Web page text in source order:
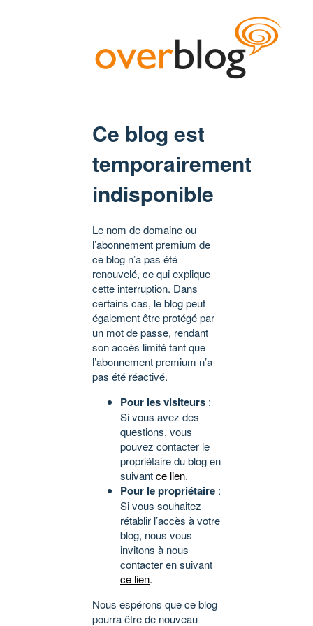
Ce blog est
temporairement
indisponible
Le nom de domaine ou
l’abonnement premium de
ce blog n’a pas été
renouvelé, ce qui explique
cette interruption. Dans
certains cas, le blog peut
également être protégé par
un mot de passe, rendant
son accès limité tant que
l’abonnement premium n’a
pas été réactivé.
Pour les visiteurs :
Si vous avez des
questions, vous
pouvez contacter le
propriétaire du blog en
suivantce lien.
Pour le propriétaire :
Si vous souhaitez
rétablir l’accès à votre
blog, nous vous
invitons à nous
contacter en suivant
ce lien.
Nous espérons que ce blog
pourra être de nouveau